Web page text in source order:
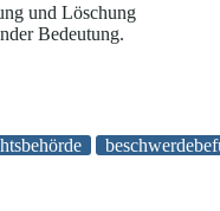
und Löschung
Bedeutung.